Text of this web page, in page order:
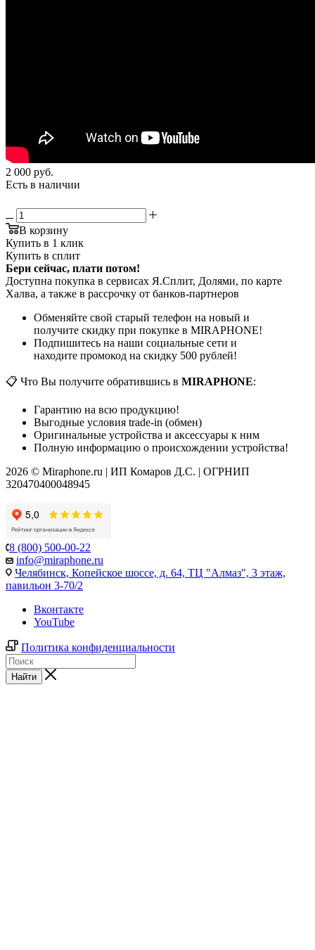
2 000 руб.
Есть в наличии
В корзину
Купить в 1 клик
Купить в сплит
Бери сейчас, плати потом!
Доступна покупка в сервисах Я.Сплит, Долями, по карте
Халва, а также в рассрочку от банков-партнеров
Обменяйте свой старый телефон на новый и
получите скидку при покупке в MIRAPHONE!
Подпишитесь на наши социальные сети и
находите промокод на скидку 500 рублей!
📋 Что Вы получите обратившись в MIRAPHONE:
Гарантию на всю продукцию!
Выгодные условия trade-in (обмен)
Оригинальные устройства и аксессуары к ним
Полную информацию о происхождении устройства!
2026 © Miraphone.ru | ИП Комаров Д.С. | ОГРНИП
320470400048945
8 (800) 500-00-22
info@miraphone.ru
Челябинск, Копейское шоссе, д. 64, ТЦ "Алмаз", 3 этаж,
павильон 3-70/2
Вконтакте
YouTube
Политика конфиденциальности
Найти